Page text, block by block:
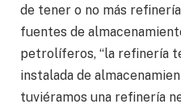
de tener o no más
fuentes de
petrolíferos, “la refinería
instalada de
tuviéramos una refinería